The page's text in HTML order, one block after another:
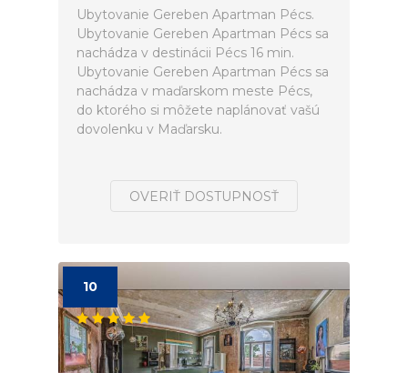
Ubytovanie Gereben Apartman Pécs.
Ubytovanie Gereben Apartman Pécs sa
nachádza v destinácii Pécs 16 min.
Ubytovanie Gereben Apartman Pécs sa
nachádza v maďarskom meste Pécs,
do ktorého si môžete naplánovať vašú
dovolenku v Maďarsku.
OVERIŤ DOSTUPNOSŤ
10